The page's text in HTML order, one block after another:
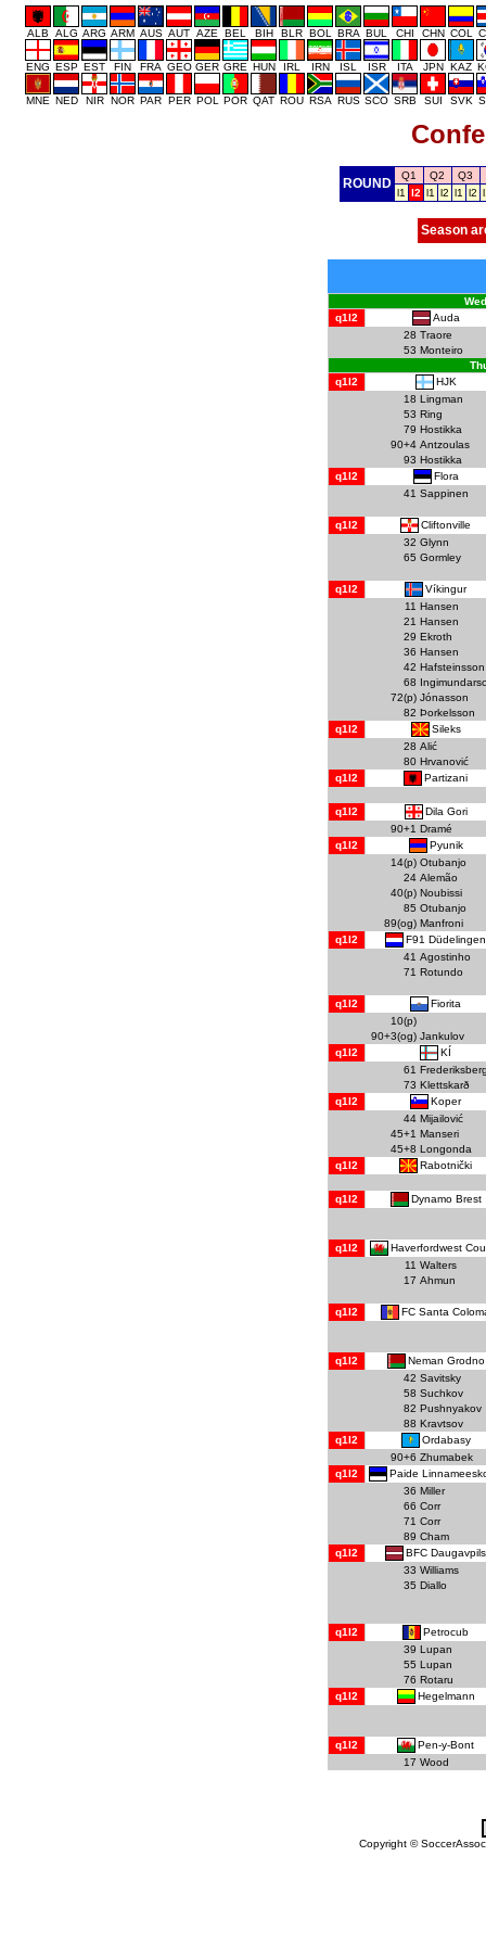
ALB ALG ARG ARM AUS AUT AZE BEL BIH BLR BOL BRA BUL CHI CHN COL
ENG ESP EST FIN FRA GEO GER GRE HUN IRL IRN ISL ISR ITA JPN KAZ
MNE NED NIR NOR PAR PER POL POR QAT ROU RSA RUS SCO SRB SUI SVK
ROUND
Q1 Q2
Q3
l1
l2 l1 l2 l1 l2
Season
q1l2
Auda
28 Traore
53 Monteiro
q1l2
HJK
18 Lingman
53 Ring
79 Hostikka
90+4 Antzoulas
93 Hostikka
q1l2
Flora
41 Sappinen
q1l2
Cliftonville
32 Glynn
65 Gormley
q1l2
Víkingur
11 Hansen
21 Hansen
29 Ekroth
36 Hansen
42 Hafsteinsson
68
72(p) Jónasson
82 Þorkelsson
q1l2
Sileks
28 Alić
80 Hrvanović
q1l2
Partizani
q1l2
Dila Gori
90+1 Dramé
q1l2
Pyunik
14(p) Otubanjo
24 Alemão
40(p) Noubissi
85 Otubanjo
89(og) Manfroni
q1l2
F91 Düdelingen
41 Agostinho
71 Rotundo
q1l2
Fiorita
10(p)
90+3(og) Jankulov
q1l2
KÍ
61
73 Klettskarð
q1l2
Koper
44 Mijailović
45+1 Manseri
45+8 Longonda
q1l2
Rabotnički
q1l2 Dynamo Brest
q1l2
Haverfordwest
11 Walters
17 Ahmun
q1l2 FC Santa
q1l2
Neman Grodno
42 Savitsky
58 Suchkov
82 Pushnyakov
88 Kravtsov
q1l2
Ordabasy
90+6 Zhumabek
q1l2
Paide
36 Miller
66 Corr
71 Corr
89 Cham
q1l2
BFC Daugavpils
33 Williams
35 Diallo
q1l2
Petrocub
39 Lupan
55 Lupan
76 Rotaru
q1l2
Hegelmann
q1l2
Pen-y-Bont
17 Wood
Copyright ©